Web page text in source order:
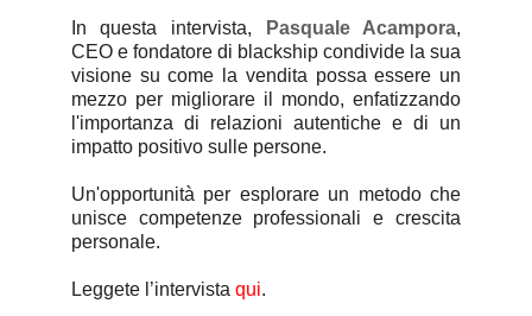
In questa intervista, Pasquale Acampora,
CEO e fondatore di blackship condivide la sua
visione su come la vendita possa essere un
mezzo per migliorare il mondo, enfatizzando
l'importanza di relazioni autentiche e di un
impatto positivo sulle persone.
Un'opportunità per esplorare un metodo che
unisce competenze professionali e crescita
personale.
Leggete l’intervista qui.